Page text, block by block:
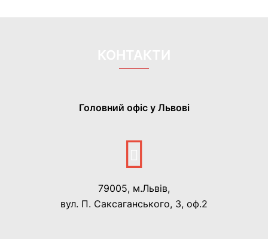
Головний офіс у Львові
79005, м.Львів,
вул. П. Саксаганського, 3, оф.2